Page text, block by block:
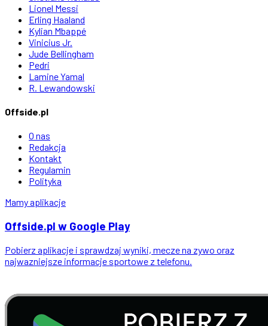
Lionel Messi
Erling Haaland
Kylian Mbappé
Vinicius Jr.
Jude Bellingham
Pedri
Lamine Yamal
R. Lewandowski
Offside.pl
O nas
Redakcja
Kontakt
Regulamin
Polityka
Mamy aplikacje
Offside.pl w Google Play
Pobierz aplikacje i sprawdzaj wyniki, mecze na zywo oraz
najwazniejsze informacje sportowe z telefonu.